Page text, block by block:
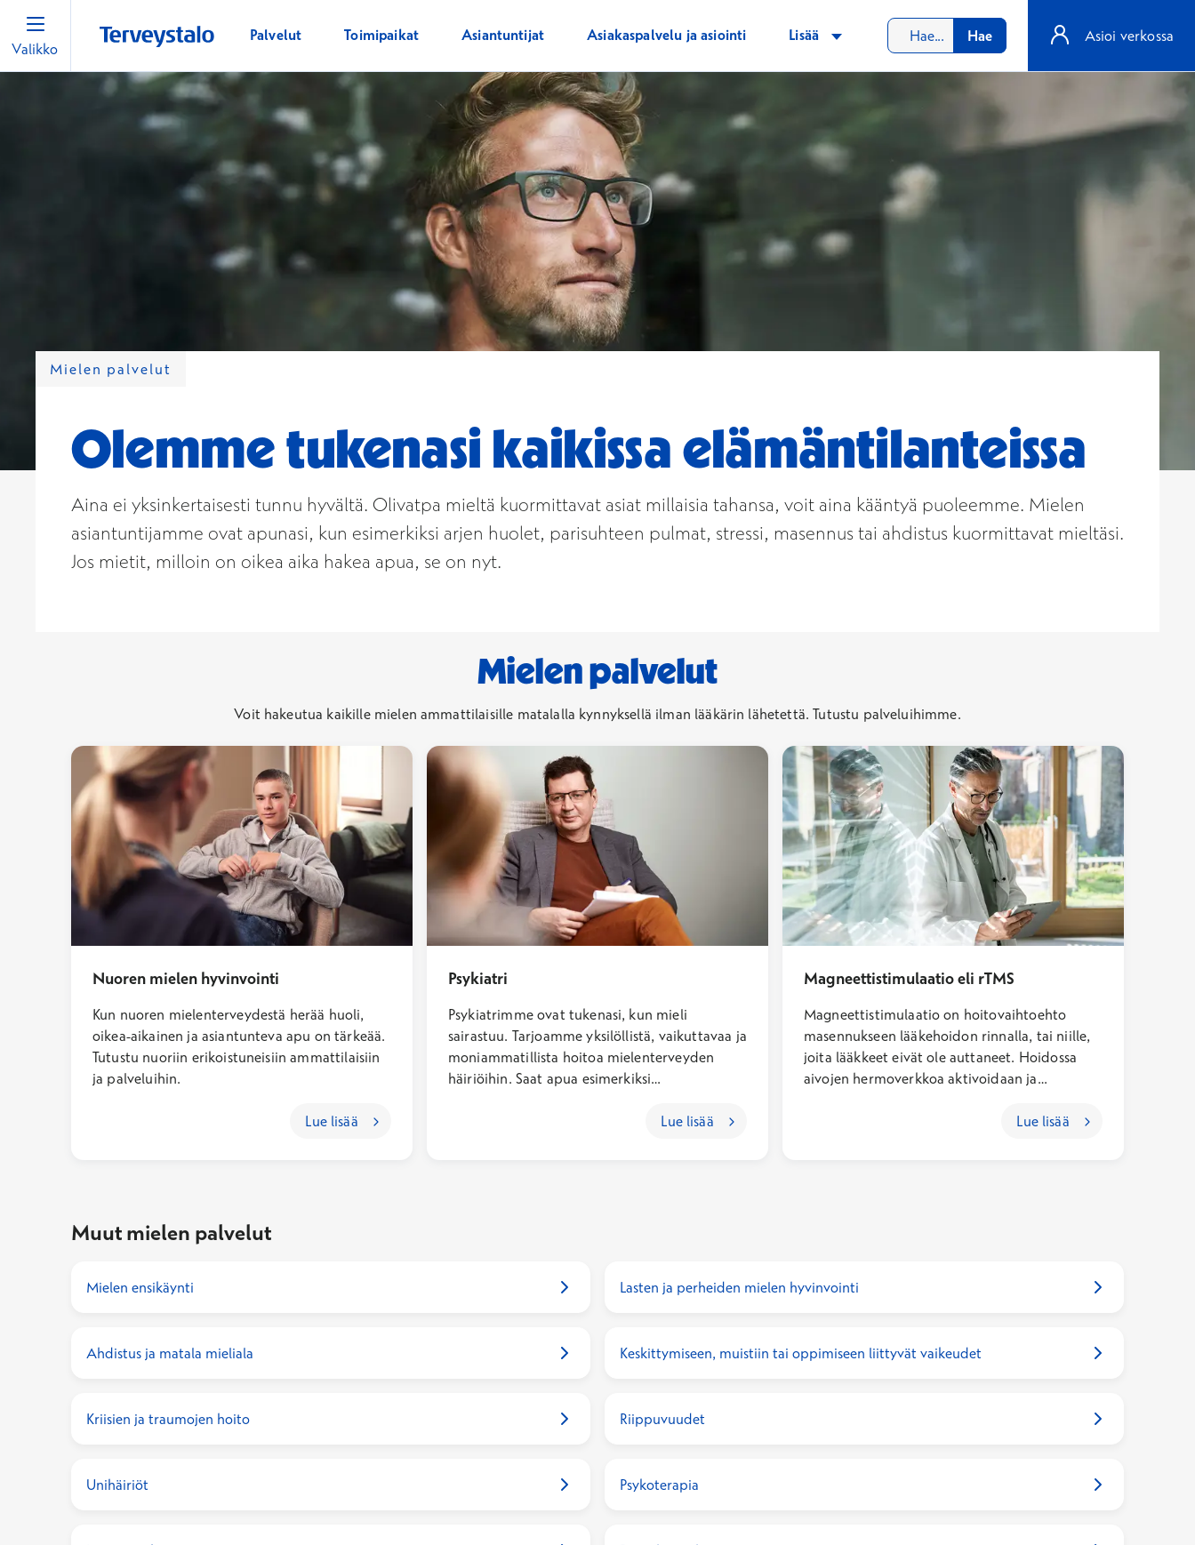
Valikko
Palvelut Toimipaikat Asiantuntijat Asiakaspalvelu ja asiointi Lisää Hae Asioi verkossa
Mielen palvelut
Olemme tukenasi kaikissa elämäntilanteissa
Aina ei yksinkertaisesti tunnu hyvältä. Olivatpa mieltä kuormittavat asiat millaisia tahansa, voit aina kääntyä puoleemme. Mielen
asiantuntijamme ovat apunasi, kun esimerkiksi arjen huolet, parisuhteen pulmat, stressi, masennus tai ahdistus kuormittavat mieltäsi.
Jos mietit, milloin on oikea aika hakea apua, se on nyt.
Mielen palvelut
Voit hakeutua kaikille mielen ammattilaisille matalalla kynnyksellä ilman lääkärin lähetettä.Tutustu palveluihimme.
Nuoren mielen hyvinvointi
Kun nuoren mielenterveydestä herää huoli,
oikea-aikainen ja asiantunteva apu on tärkeää.
Tutustu nuoriin erikoistuneisiin ammattilaisiin
ja palveluihin.
Lue lisää
Psykiatri
Psykiatrimme ovat tukenasi, kun mieli
sairastuu. Tarjoamme yksilöllistä, vaikuttavaa ja
moniammatillista hoitoa mielenterveyden
häiriöihin. Saat apua esimerkiksi
Lue lisää
Magneettistimulaatio eli rTMS
Magneettistimulaatio on hoitovaihtoehto
masennukseen lääkehoidon rinnalla, tai niille,
joita lääkkeet eivät ole auttaneet. Hoidossa
aivojen hermoverkkoa aktivoidaan ja
Lue lisää
Muut mielen palvelut
Mielen ensikäynti Lasten ja perheiden mielen hyvinvointi
Ahdistus ja matala mieliala Keskittymiseen, muistiin tai oppimiseen liittyvät vaikeudet
Kriisien ja traumojen hoito Riippuvuudet
Unihäiriöt Psykoterapia